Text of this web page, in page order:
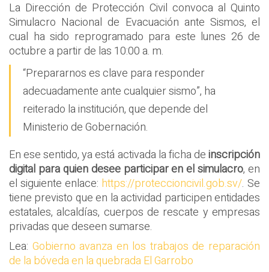
La Dirección de Protección Civil convoca al Quinto
Simulacro Nacional de Evacuación ante Sismos, el
cual ha sido reprogramado para este lunes 26 de
octubre a partir de las 10:00 a. m.
“Prepararnos es clave para responder
adecuadamente ante cualquier sismo”, ha
reiterado la institución, que depende del
Ministerio de Gobernación.
En ese sentido, ya está activada la ficha deinscripción
digital para quien desee participar en el simulacro, en
el siguiente enlace: https://proteccioncivil.gob.sv/. Se
tiene previsto que en la actividad participen entidades
estatales, alcaldías, cuerpos de rescate y empresas
privadas que deseen sumarse.
Lea: Gobierno avanza en los trabajos de reparación
de la bóveda en la quebrada El Garrobo